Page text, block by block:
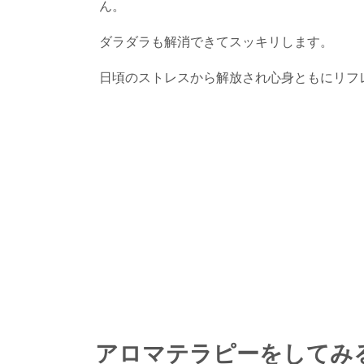
ん。
ダラダラも解消できてスッキリします。
日頃のストレスから解放され心身ともにリフ
アロマテラピーをしてみ